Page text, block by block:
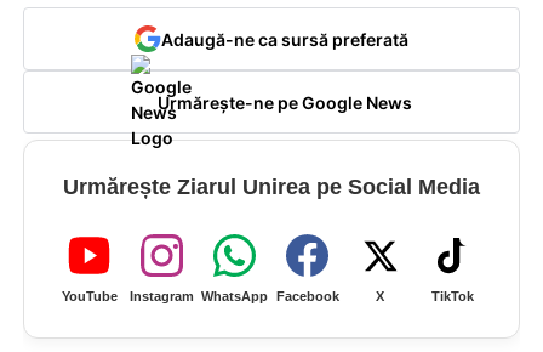
Adaugă-ne ca sursă preferată
Urmărește-ne pe Google News
Urmărește Ziarul Unirea pe Social Media
YouTube Instagram WhatsApp Facebook X TikTok